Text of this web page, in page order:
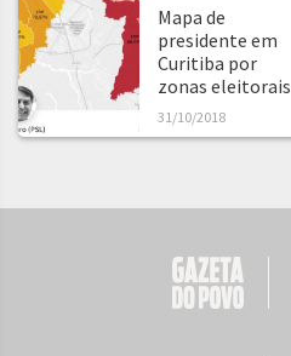
Mapa de
presidente em
Curitiba por
zonas eleitorais
31/10/2018